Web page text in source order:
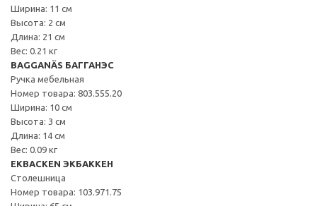
Ширина: 11 см
Высота: 2 см
Длина: 21 см
Вес: 0.21 кг
BAGGANÄS БАГГАНЭС
Ручка мебельная
Номер товара: 803.555.20
Ширина: 10 см
Высота: 3 см
Длина: 14 см
Вес: 0.09 кг
EKBACKEN ЭКБАККЕН
Столешница
Номер товара: 103.971.75